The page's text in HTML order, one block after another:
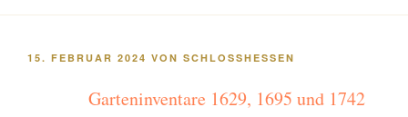
VERÖFFENTLICHT
15. FEBRUAR 2024 VON SCHLOSSHESSEN
Garteninventare 1629, 1695 und 1742